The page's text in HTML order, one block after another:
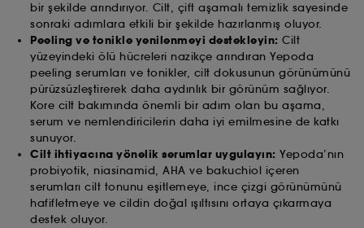
bir şekilde arındırıyor. Cilt, çift aşamalı temizlik sayesinde
sonraki adımlara etkili bir şekilde hazırlanmış oluyor.
Peeling ve tonikle yenilenmeyi destekleyin: Cilt
yüzeyindeki ölü hücreleri nazikçe arındıran Yepoda
peeling serumları ve tonikler, cilt dokusunun görünümünü
pürüzsüzleştirerek daha aydınlık bir görünüm sağlıyor.
Kore cilt bakımında önemli bir adım olan bu aşama,
serum ve nemlendiricilerin daha iyi emilmesine de katkı
sunuyor.
Cilt ihtiyacına yönelik serumlar uygulayın: Yepoda’nın
probiyotik, niasinamid, AHA ve bakuchiol içeren
serumları cilt tonunu eşitlemeye, ince çizgi görünümünü
hafifletmeye ve cildin doğal ışıltısını ortaya çıkarmaya
destek oluyor.